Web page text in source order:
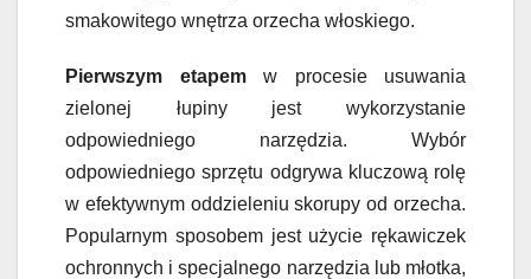
smakowitego wnętrza orzecha włoskiego.
Pierwszym etapemw procesie usuwania
zielonej łupiny jest wykorzystanie
odpowiedniego narzędzia. Wybór
odpowiedniego sprzętu odgrywa kluczową rolę
w efektywnym oddzieleniu skorupy od orzecha.
Popularnym sposobem jest użycie rękawiczek
ochronnych i specjalnego narzędzia lub młotka,